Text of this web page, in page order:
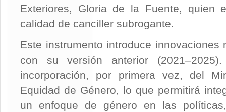
Exteriores, Gloria de la Fuente, quien
calidad de canciller subrogante.
Este instrumento introduce innovaciones
con su versión anterior
incorporación, por primera vez, del
Equidad de Género, lo que permitirá
un enfoque de género en las